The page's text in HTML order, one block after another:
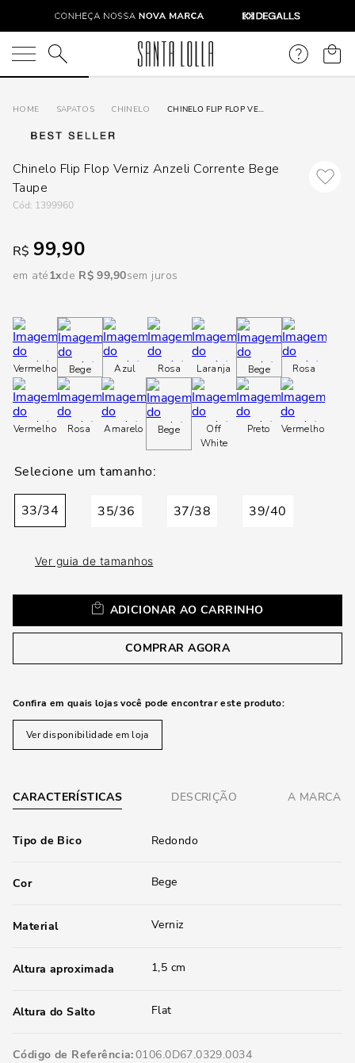
O que você está procurando?
SAPATOS CHINELO CHINELO FLIP FLOP VERNIZ ANZELI CORRENTE BEGE TAUPE
Chinelo Flip Flop Verniz Anzeli Corrente Bege
Taupe
: 1399960
R$ 99,90
em até1 R$ 99,90sem juros
Vermelho Bege Azul Rosa Laranja Bege Rosa
Vermelho Rosa Amarelo Bege
Off
White
Preto Vermelho
33/34 35/36 37/38 39/40
Ver guia de tamanhos
ADICIONAR AO CARRINHO
COMPRAR AGORA
Confira em quais lojas você pode encontrar este produto:
Ver disponibilidade em loja
CARACTERÍSTICAS DESCRIÇÃO A MARCA
Tipo de Bico Redondo
Cor Bege
Material Verniz
Altura aproximada 1,5 cm
Altura do Salto Flat
Código de Referência 0106.0D67.0329.0034